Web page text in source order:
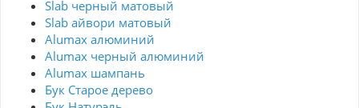
Slab черный матовый
Slab айвори матовый
Alumax алюминий
Alumax черный алюминий
Alumax шампань
Бук Старое дерево